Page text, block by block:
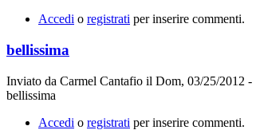
Accedi o registrati per inserire commenti.
bellissima
Inviato da Carmel Cantafio il Dom, 03/25/2012 -
bellissima
Accedi o registrati per inserire commenti.